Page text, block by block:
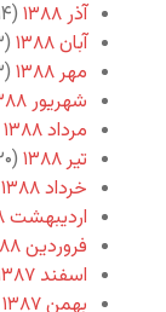
آذر ۱۳۸۸
(۱۴)
آبان ۱۳۸۸
(۱۳)
مهر ۱۳۸۸
(۱۳)
شهریور ۱۳۸۸
مرداد ۱۳۸۸
تیر ۱۳۸۸
(۲۰)
خرداد ۱۳۸۸
اردیبهشت ۱۳۸۸
فروردین ۱۳۸۸
اسفند ۱۳۸۷
بهمن ۱۳۸۷